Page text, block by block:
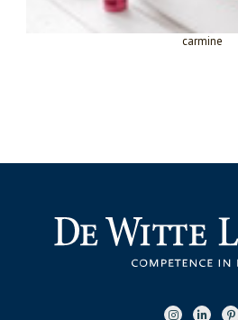
carmine